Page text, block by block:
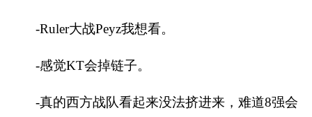
-Ruler大战Peyz我想看。
-感觉KT会掉链子。
-真的西方战队看起来没法挤进来，难道8强会